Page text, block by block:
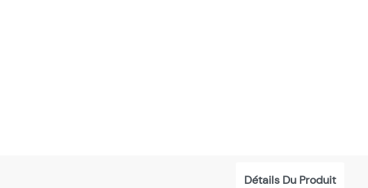
Détails Du Produit